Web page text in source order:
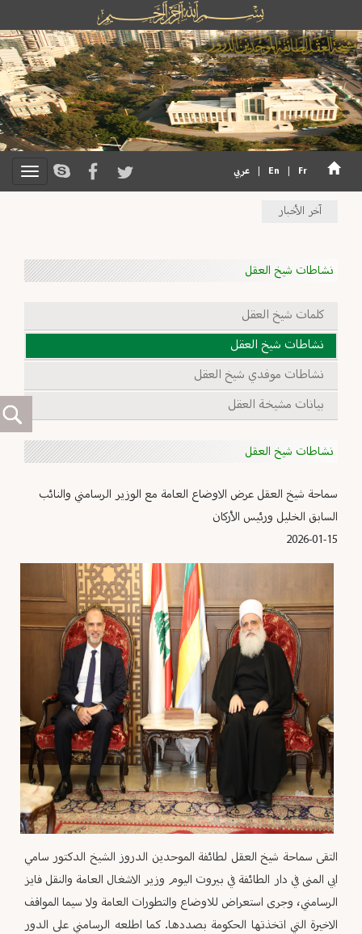
En Fr عربي
آخر الأخبار
نشاطات شيخ العقل
كلمات شيخ العقل
نشاطات شيخ العقل
نشاطات موفدي شيخ العقل
بيانات مشيخة العقل
نشاطات شيخ العقل
سماحة شيخ العقل عرض الاوضاع العامة مع الوزير الرسامني والنائب
السابق الخليل ورئيس الأركان
2026-01-15
التقى سماحة شيخ العقل لطائفة الموحدين الدروز الشيخ الدكتور سامي
ابي المنى في دار الطائفة في بيروت اليوم وزير الاشغال العامة والنقل فايز
الرسامني، وجرى استعراض للاوضاع والتطورات العامة ولا سيما المواقف
الاخيرة التي اتخذتها الحكومة بصددها. كما اطلعه الرسامني على الدور